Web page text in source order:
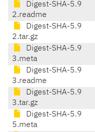
Digest-SHA-5.9
2.readme
Digest-SHA-5.9
2.tar.gz
Digest-SHA-5.9
3.meta
Digest-SHA-5.9
3.readme
Digest-SHA-5.9
3.tar.gz
Digest-SHA-5.9
5.meta